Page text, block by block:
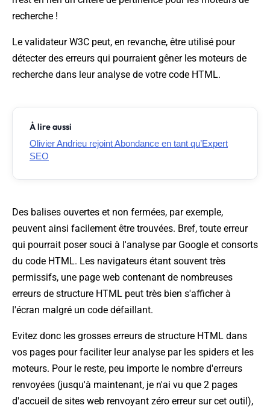
recherche !
Le validateur W3C peut, en revanche, être utilisé pour
détecter des erreurs qui pourraient gêner les moteurs de
recherche dans leur analyse de votre code HTML.
À lire aussi
Olivier Andrieu rejoint Abondance en tant qu’Expert
SEO
Des balises ouvertes et non fermées, par exemple,
peuvent ainsi facilement être trouvées. Bref, toute erreur
qui pourrait poser souci à l'analyse par Google et consorts
du code HTML. Les navigateurs étant souvent très
permissifs, une page web contenant de nombreuses
erreurs de structure HTML peut très bien s'afficher à
l'écran malgré un code défaillant.
Evitez donc les grosses erreurs de structure HTML dans
vos pages pour faciliter leur analyse par les spiders et les
moteurs. Pour le reste, peu importe le nombre d'erreurs
renvoyées (jusqu'à maintenant, je n'ai vu que 2 pages
d'accueil de sites web renvoyant zéro erreur sur cet outil),